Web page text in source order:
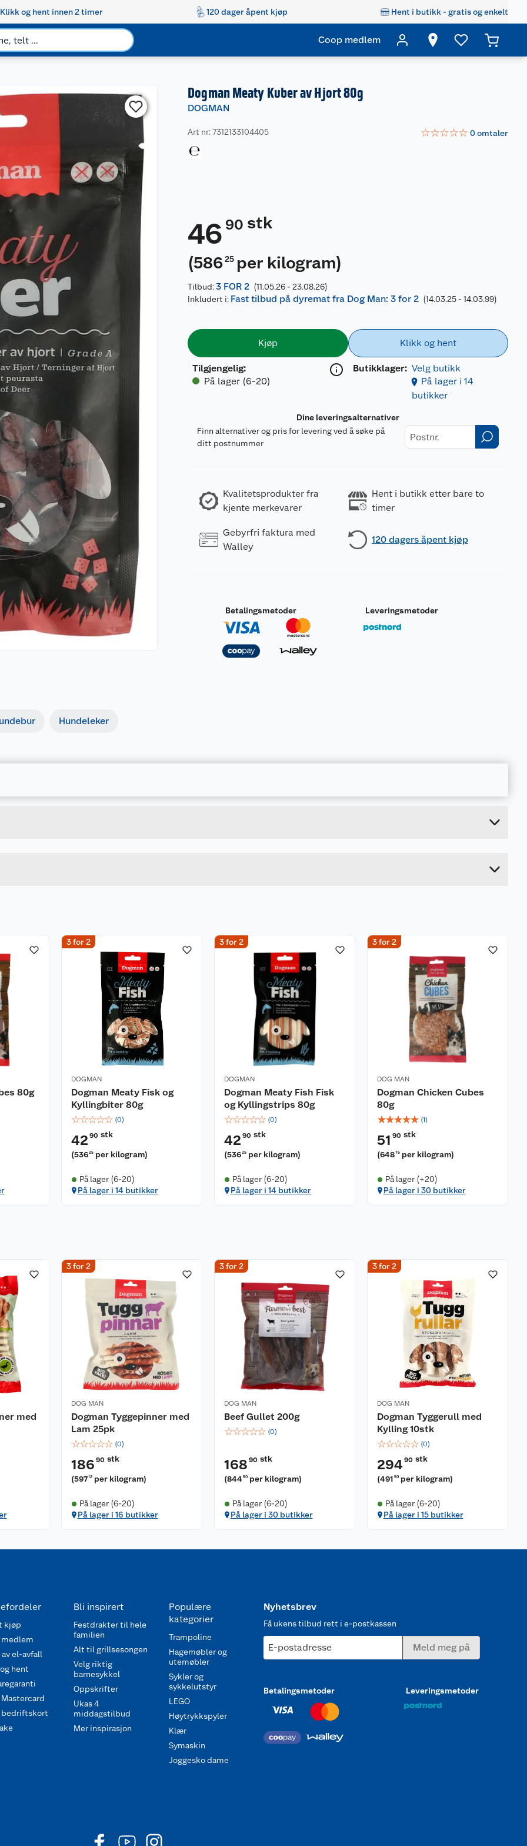
Klikk og hent innen 2 timer 120 dager åpent kjøp Hent i butikk - gratis og enkelt
Coop medlem
Hundeleker
Dogman Meaty Kuber av Hjort 80g
DOGMAN
Art nr: 7312133104405 ☆☆☆☆☆ 0omtaler
46 90 stk
(58625 per kilogram)
Tilbud:3 FOR 2 (11.05.26 - 23.08.26)
Inkludert i: Fast tilbud på dyremat fra Dog Man: 3 for 2 (14.03.25 - 14.03.99)
Kjøp
Tilgjengelig:
På lager (6-20)
Klikk og hent
Butikklager: Velg butikk
På lager i 14
butikker
Dine leveringsalternativer
Finn alternativer og pris for levering ved å søke på
ditt postnummer
Kvalitetsprodukter fra
kjente merkevarer
Hent i butikk etter bare to
timer
Gebyrfri faktura med
Walley
120 dagers åpent kjøp
Betalingsmetoder Leveringsmetoder
80g
3 for 2
DOGMAN
Dogman Meaty Fisk og
Kyllingbiter 80g
☆☆☆☆☆ (0)
42 90 stk
(53625 per kilogram)
På lager (6-20)
På lager i 14 butikker
3 for 2
DOGMAN
Dogman Meaty Fish Fisk
og Kyllingstrips 80g
☆☆☆☆☆ (0)
42 90 stk
(53625 per kilogram)
På lager (6-20)
På lager i 14 butikker
3 for 2
DOG MAN
Dogman Chicken Cubes
80g
☆☆☆☆☆ (1)
51 90 stk
(64875 per kilogram)
På lager (+20)
På lager i 30 butikker
med
3 for 2
DOG MAN
Dogman Tyggepinner med
Lam 25pk
☆☆☆☆☆ (0)
186 90 stk
(59712 per kilogram)
På lager (6-20)
På lager i 16 butikker
3 for 2
DOG MAN
Beef Gullet 200g
☆☆☆☆☆ (0)
168 90 stk
(844 50 per kilogram)
På lager (6-20)
På lager i 30 butikker
3 for 2
DOG MAN
Dogman Tyggerull med
Kylling 10stk
☆☆☆☆☆ (0)
29490 stk
(491 50 per kilogram)
På lager (6-20)
På lager i 15 butikker
kjøp
medlem
av el-avfall
hent
bedriftskort
Bli inspirert
Festdrakter til hele
familien
Alt til grillsesongen
Velg riktig
barnesykkel
Oppskrifter
Ukas 4
middagstilbud
Mer inspirasjon
Populære
kategorier
Trampoline
Hagemøbler og
utemøbler
Sykler og
sykkelutstyr
LEGO
Høytrykkspyler
Klær
Symaskin
Joggesko dame
Nyhetsbrev
Få ukens tilbud rett i e-postkassen
E-postadresse Meld meg på
Betalingsmetoder Leveringsmetoder